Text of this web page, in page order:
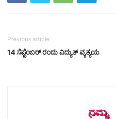
Previous article
14 ಸೆಪ್ಟೆಂಬರ್ ರಂದು ವಿದ್ಯುತ್ ವ್ಯತ್ಯಯ